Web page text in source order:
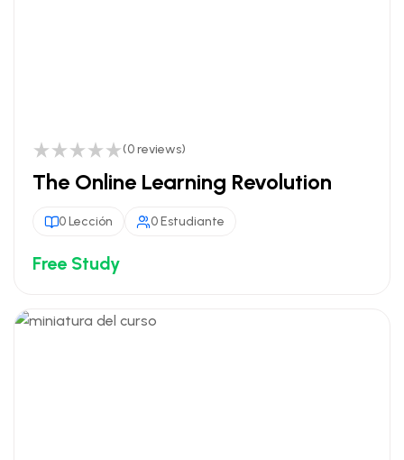
(0 reviews)
The Online Learning Revolution
0 Lección 0 Estudiante
Free Study